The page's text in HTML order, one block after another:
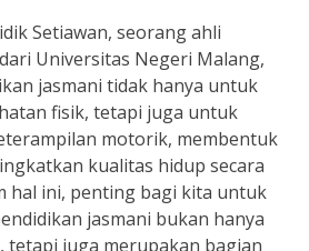
Setiawan, seorang ahli
Universitas Negeri Malang,
jasmani tidak hanya untuk
fisik, tetapi juga untuk
motorik, membentuk
kualitas hidup secara
hal ini, penting bagi kita untuk
jasmani bukan hanya
tetapi juga merupakan bagian